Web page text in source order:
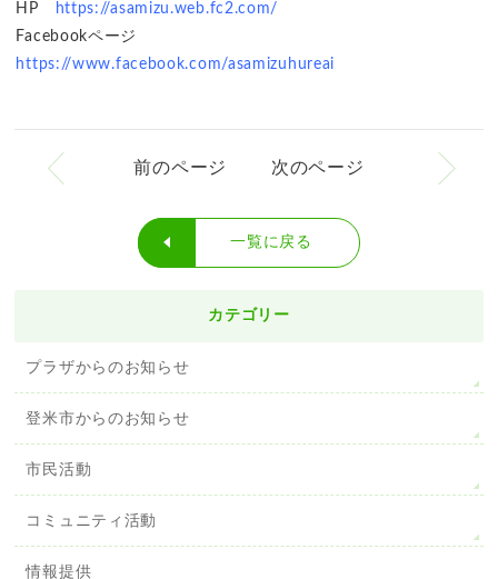
HP
https://asamizu.web.fc2.com/
Facebookページ
https://www.facebook.com/asamizuhureai
前のページ 次のページ
一覧に戻る
カテゴリー
プラザからのお知らせ
登米市からのお知らせ
市民活動
コミュニティ活動
情報提供